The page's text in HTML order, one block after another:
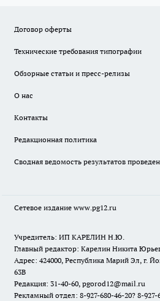
Договор оферты
Технические требования типографии
Обзорные статьи и пресс-релизы
О нас
Контакты
Редакционная политика
Сводная ведомость результатов
Сетевое издание www.pg12.ru
Учредитель: ИП КАРЕЛИН Н.Ю.
Главный редактор: Карелин Никита
Адрес: 424000, Республика Марий Эл, г.
63В
Редакция: 31-40-60, pgorod12@mail.ru
Рекламный отдел: 8-927-680-46-20? 8-